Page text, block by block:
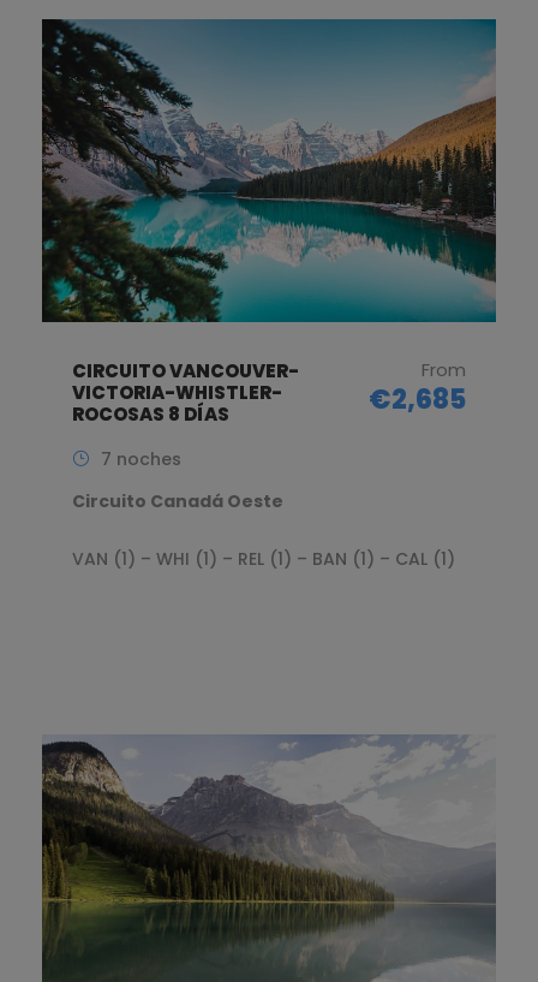
CIRCUITO VANCOUVER-
VICTORIA-WHISTLER-
ROCOSAS 8 DÍAS
From
€2,685
7 noches
Circuito Canadá Oeste
VAN (1) – WHI (1) – REL (1) – BAN (1) – CAL (1)